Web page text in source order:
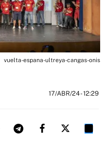
vuelta-espana-ultreya-cangas-onis
17/ABR/24- 12:29